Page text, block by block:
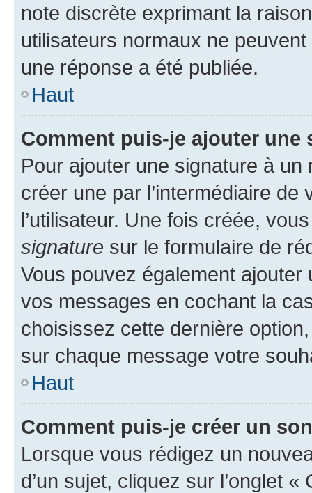
note discrète exprimant la
utilisateurs normaux ne
une réponse a été publiée.
Haut
Comment puis-je ajouter une
Pour ajouter une signature à un
créer une par l’intermédiaire
l’utilisateur. Une fois créée,
signature sur le formulaire de
Vous pouvez également
vos messages en cochant la
choisissez cette dernière
sur chaque message votre
Haut
Comment puis-je créer un
Lorsque vous rédigez un
d’un sujet, cliquez sur l’onglet